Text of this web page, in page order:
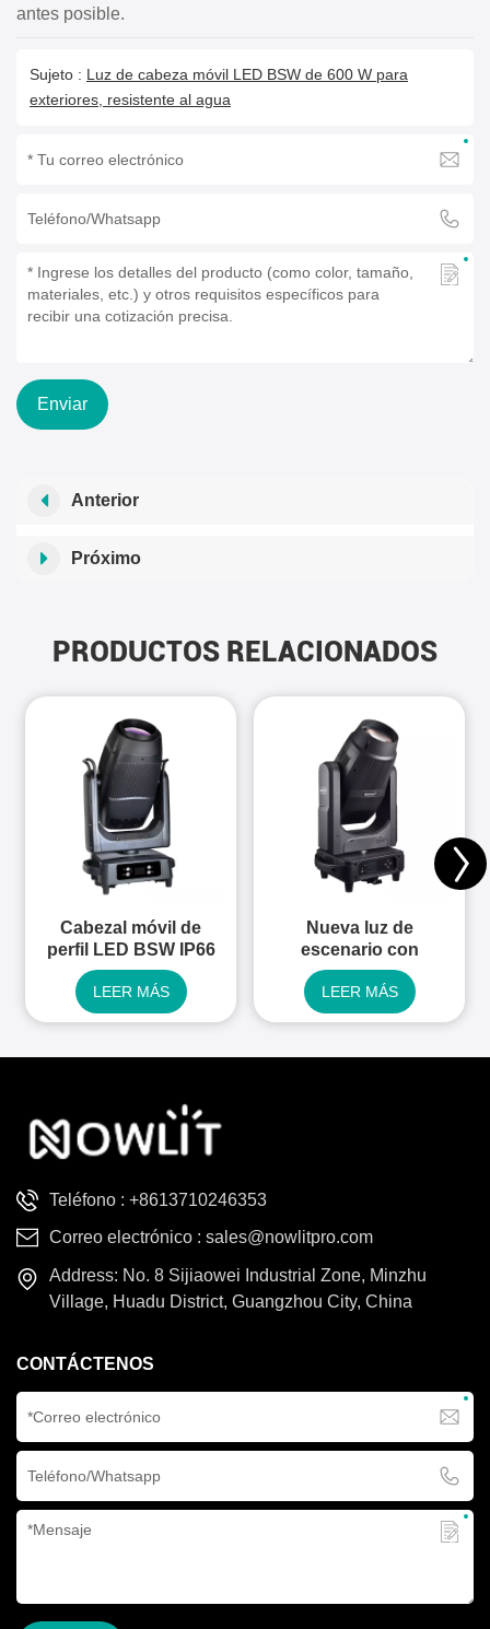
antes posible.
Sujeto : Luz de cabeza móvil LED BSW de 600 W para
exteriores, resistente al agua
Enviar
Anterior
Próximo
PRODUCTOS RELACIONADOS
Cabezal móvil de
perfil LED BSW IP66
de 1000 W
LEER MÁS
Nueva luz de
escenario con
cabezal móvil LED
BSW 3 en 1 de 600
W con CMYK
LEER MÁS
Teléfono :+8613710246353
Correo electrónico :sales@nowlitpro.com
Address: No. 8 Sijiaowei Industrial Zone, Minzhu
Village, Huadu District, Guangzhou City, China
CONTÁCTENOS